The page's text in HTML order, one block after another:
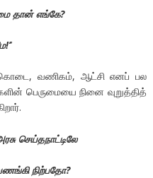
தான் எங்கே?
’
வணிகம், ஆட்சி எனப் பல
பெருமையை நினை வுறுத்தித்
செய்தநாட்டிலே
நிற்பதோ?